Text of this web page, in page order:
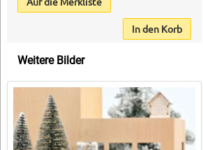
In den Korb
Weitere Bilder